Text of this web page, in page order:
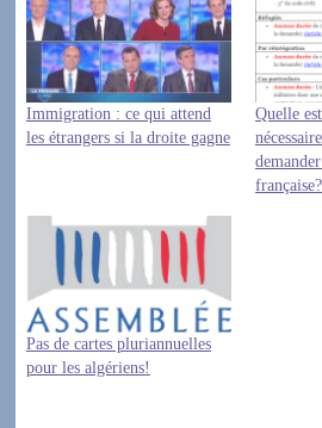
Immigration : ce qui attend
les étrangers si la droite gagne
Quelle
française?
Pas de cartes pluriannuelles
pour les algériens!